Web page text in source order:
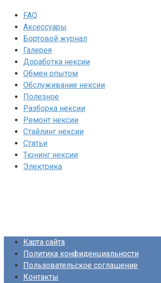
FAQ
Аксессуары
Бортовой журнал
Галерея
Доработка нексии
Обмен опытом
Обслуживание нексии
Полезное
Разборка нексии
Ремонт нексии
Стайлинг нексии
Статьи
Тюнинг нексии
Электрика
Карта сайта
Политика конфиденциальности
Пользовательское соглашение
Контакты